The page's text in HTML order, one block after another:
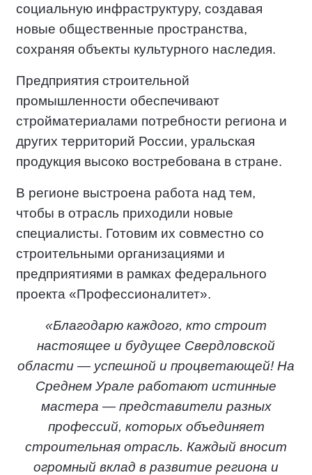
социальную инфраструктуру, создавая
новые общественные пространства,
сохраняя объекты культурного наследия.
Предприятия строительной
промышленности обеспечивают
стройматериалами потребности региона и
других территорий России, уральская
продукция высоко востребована в стране.
В регионе выстроена работа над тем,
чтобы в отрасль приходили новые
специалисты. Готовим их совместно со
строительными организациями и
предприятиями в рамках федерального
проекта «Профессионалитет».
«Благодарю каждого, кто строит
настоящее и будущее Свердловской
области — успешной и процветающей! На
Среднем Урале работают истинные
мастера — представители разных
профессий, которых объединяет
строительная отрасль. Каждый вносит
огромный вклад в развитие региона и